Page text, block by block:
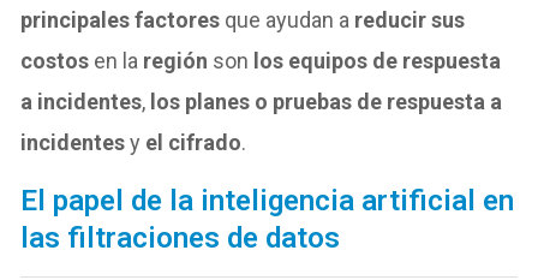
principales factores que ayudan a reducir sus
costos en la región son los equipos de respuesta
a incidentes, los planes o pruebas de respuesta a
incidentesy el cifrado.
El papel de la inteligencia artificial en
las filtraciones de datos